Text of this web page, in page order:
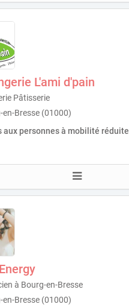
L'ami d'pain
Pâtisserie
en-Bresse (01000)
aux personnes à mobilité réduite
à Bourg-en-Bresse
en-Bresse (01000)